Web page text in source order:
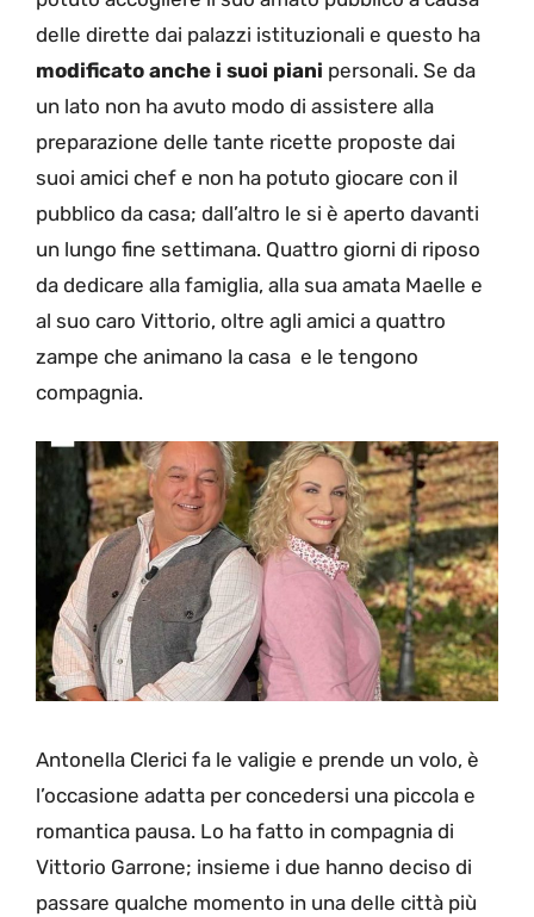
delle dirette dai palazzi istituzionali e questo ha
modificato anche i suoi piani personali. Se da
un lato non ha avuto modo di assistere alla
preparazione delle tante ricette proposte dai
suoi amici chef e non ha potuto giocare con il
pubblico da casa; dall’altro le si è aperto davanti
un lungo fine settimana. Quattro giorni di riposo
da dedicare alla famiglia, alla sua amata Maelle e
al suo caro Vittorio, oltre agli amici a quattro
zampe che animano la casa e le tengono
compagnia.
Antonella Clerici fa le valigie e prende un volo, è
l’occasione adatta per concedersi una piccola e
romantica pausa. Lo ha fatto in compagnia di
Vittorio Garrone; insieme i due hanno deciso di
passare qualche momento in una delle città più